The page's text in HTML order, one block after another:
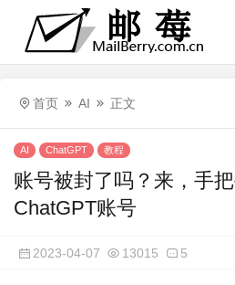
首页 AI 正文
AI ChatGPT 教程
账号被封了吗？来，手
ChatGPT账号
2023-04-07 13015 5